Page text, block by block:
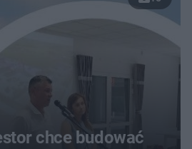
chce budować